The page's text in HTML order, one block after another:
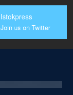
Istokpress
Join us on Twitter